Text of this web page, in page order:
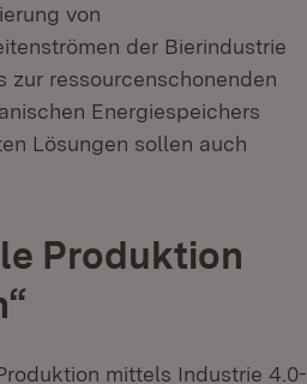
von
der Bierindustrie
zur ressourcenschonenden
Energiespeichers
Lösungen sollen auch
Produktion
mittels Industrie 4.0-